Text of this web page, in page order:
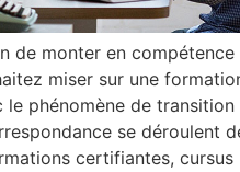
de monter en compétence
miser sur une
le phénomène de
se déroulent
certifiantes, cursus